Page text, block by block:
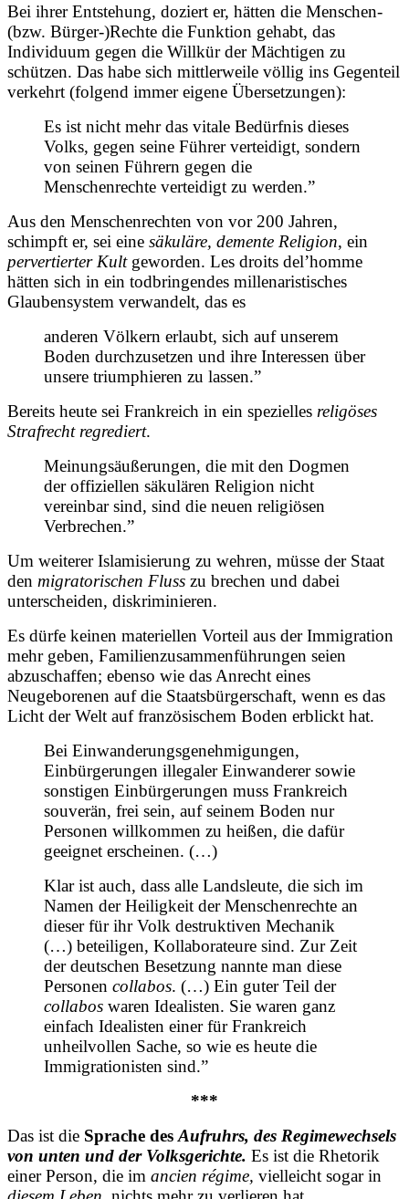
Bei ihrer Entstehung, doziert er, hätten die Menschen-
(bzw. Bürger-)Rechte die Funktion gehabt, das
Individuum gegen die Willkür der Mächtigen zu
schützen. Das habe sich mittlerweile völlig ins Gegenteil
verkehrt (folgend immer eigene Übersetzungen):
Es ist nicht mehr das vitale Bedürfnis dieses
Volks, gegen seine Führer verteidigt, sondern
von seinen Führern gegen die
Menschenrechte verteidigt zu werden.”
Aus den Menschenrechten von vor 200 Jahren,
schimpft er, sei eine säkuläre, demente Religion, ein
pervertierter Kultgeworden. Les droits del’homme
hätten sich in ein todbringendes millenaristisches
Glaubensystem verwandelt, das es
anderen Völkern erlaubt, sich auf unserem
Boden durchzusetzen und ihre Interessen über
unsere triumphieren zu lassen.”
Bereits heute sei Frankreich in ein spezielles religöses
Strafrecht regrediert.
Meinungsäußerungen, die mit den Dogmen
der offiziellen säkulären Religion nicht
vereinbar sind, sind die neuen religiösen
Verbrechen.”
Um weiterer Islamisierung zu wehren, müsse der Staat
den migratorischen Fluss zu brechen und dabei
unterscheiden, diskriminieren.
Es dürfe keinen materiellen Vorteil aus der Immigration
mehr geben, Familienzusammenführungen seien
abzuschaffen; ebenso wie das Anrecht eines
Neugeborenen auf die Staatsbürgerschaft, wenn es das
Licht der Welt auf französischem Boden erblickt hat.
Bei Einwanderungsgenehmigungen,
Einbürgerungen illegaler Einwanderer sowie
sonstigen Einbürgerungen muss Frankreich
souverän, frei sein, auf seinem Boden nur
Personen willkommen zu heißen, die dafür
geeignet erscheinen. (…)
Klar ist auch, dass alle Landsleute, die sich im
Namen der Heiligkeit der Menschenrechte an
dieser für ihr Volk destruktiven Mechanik
(…) beteiligen, Kollaborateure sind. Zur Zeit
der deutschen Besetzung nannte man diese
Personen collabos. (…) Ein guter Teil der
collabos waren Idealisten. Sie waren ganz
einfach Idealisten einer für Frankreich
unheilvollen Sache, so wie es heute die
Immigrationisten sind.”
***
Das ist die Sprache des Aufruhrs, des Regimewechsels
von unten und der Volksgerichte. Es ist die Rhetorik
einer Person, die im ancien régime, vielleicht sogar in